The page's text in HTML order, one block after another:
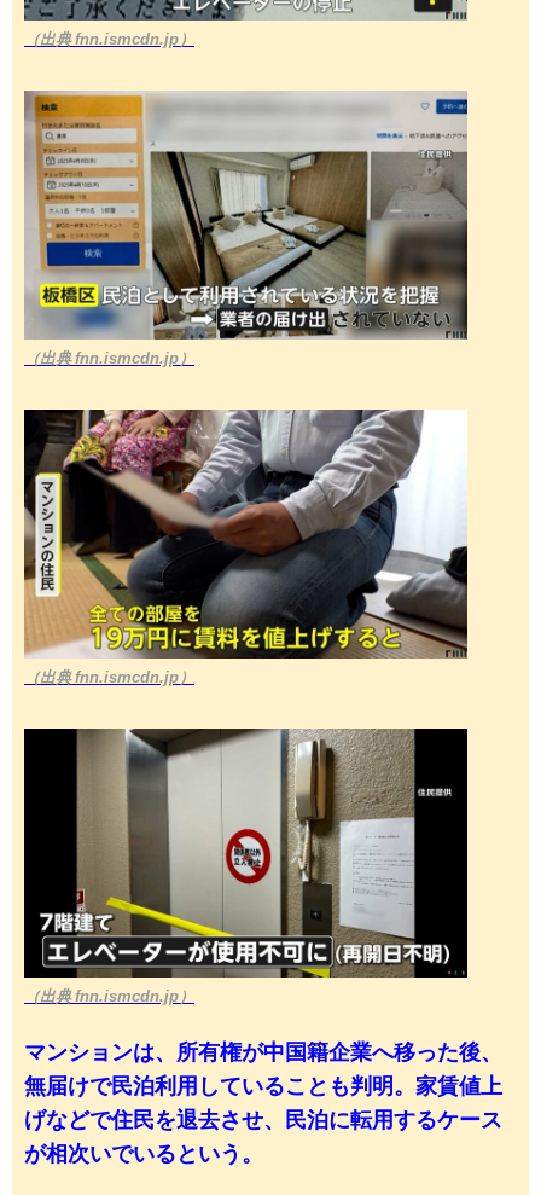
（出典 fnn.ismcdn.jp）
（出典 fnn.ismcdn.jp）
（出典 fnn.ismcdn.jp）
（出典 fnn.ismcdn.jp）
マンションは、所有権が中国籍企業へ移った後、
無届けで民泊利用していることも判明。家賃値上
げなどで住民を退去させ、民泊に転用するケース
が相次いでいるという。